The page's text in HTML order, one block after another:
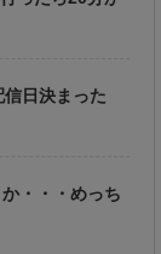
信日決まった
・・・めっち